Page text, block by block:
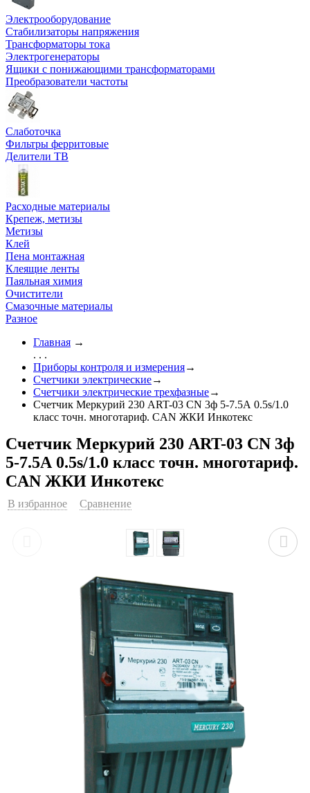
Электрооборудование
Стабилизаторы напряжения
Трансформаторы тока
Электрогенераторы
Ящики с понижающими трансформаторами
Преобразователи частоты
Слаботочка
Фильтры ферритовые
Делители ТВ
Расходные материалы
Крепеж, метизы
Метизы
Клей
Пена монтажная
Клеящие ленты
Паяльная химия
Очистители
Смазочные материалы
Разное
Главная →
. . .
Приборы контроля и измерения→
Счетчики электрические→
Счетчики электрические трехфазные→
Счетчик Меркурий 230 ART-03 CN 3ф 5-7.5А 0.5s/1.0
класс точн. многотариф. CAN ЖКИ Инкотекс
Счетчик Меркурий 230 ART-03 CN 3ф
5-7.5А 0.5s/1.0 класс точн. многотариф.
CAN ЖКИ Инкотекс
В избранное Сравнение